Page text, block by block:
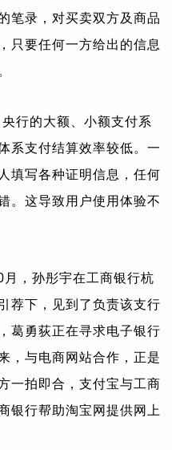
笔录，对买卖双方及商品
只要任何一方给出的信息
的大额、小额支付系
系支付结算效率较低。一
填写各种证明信息，任何
。这导致用户使用体验不
，孙彤宇在工商银行杭
荐下，见到了负责该支行
葛勇荻正在寻求电子银行
，与电商网站合作，正是
一拍即合，支付宝与工商
银行帮助淘宝网提供网上